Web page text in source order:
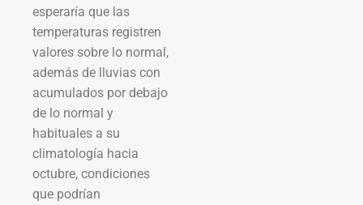
esperaría que las
temperaturas registren
valores sobre lo normal,
además de lluvias con
acumulados por debajo
de lo normal y
habituales a su
climatología hacia
octubre, condiciones
que podrían